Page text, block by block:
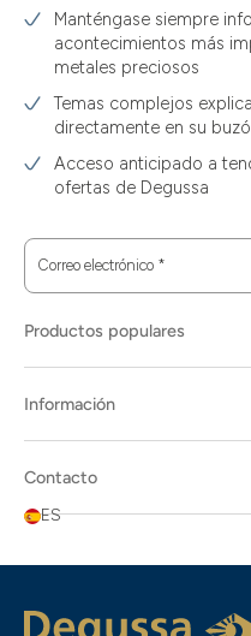
Manténgase siempre
acontecimientos más
metales preciosos
Temas complejos
directamente en su
Acceso anticipado a
ofertas de Degussa
Correo electrónico *
Productos populares
Información
Contacto
ES